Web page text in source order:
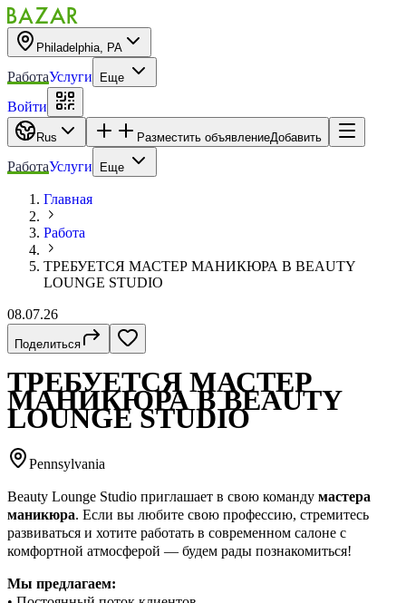
Philadelphia, PA
РаботаУслуги Еще
Войти
Rus Разместить объявлениеДобавить
РаботаУслуги Еще
Главная
Работа
ТРЕБУЕТСЯ МАСТЕР МАНИКЮРА В BEAUTY
LOUNGE STUDIO
08.07.26
Поделиться
ТРЕБУЕТСЯ МАСТЕР
МАНИКЮРА В BEAUTY
LOUNGE STUDIO
Pennsylvania
Beauty Lounge Studio приглашает в свою команду мастера
маникюра. Если вы любите свою профессию, стремитесь
развиваться и хотите работать в современном салоне с
комфортной атмосферой — будем рады познакомиться!
Мы предлагаем: